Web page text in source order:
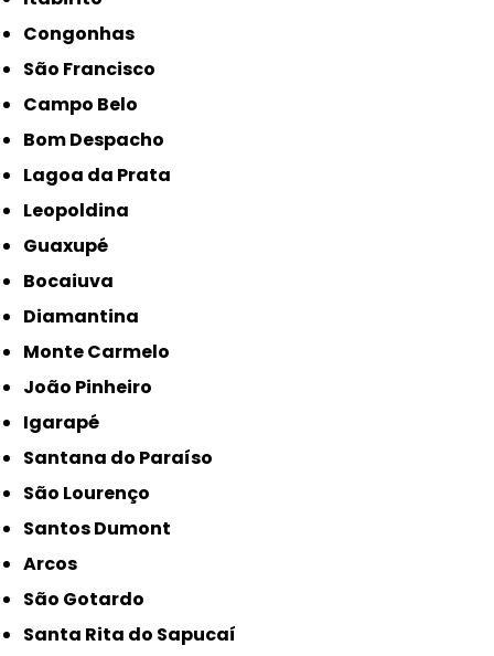
Congonhas
São Francisco
Campo Belo
Bom Despacho
Lagoa da Prata
Leopoldina
Guaxupé
Bocaiuva
Diamantina
Monte Carmelo
João Pinheiro
Igarapé
Santana do Paraíso
São Lourenço
Santos Dumont
Arcos
São Gotardo
Santa Rita do Sapucaí